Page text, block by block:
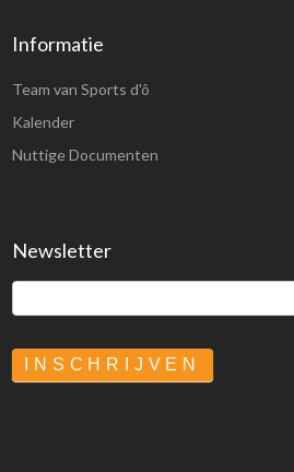
Informatie
Team van Sports d'ô
Kalender
Nuttige Documenten
Newsletter
INSCHRIJVEN